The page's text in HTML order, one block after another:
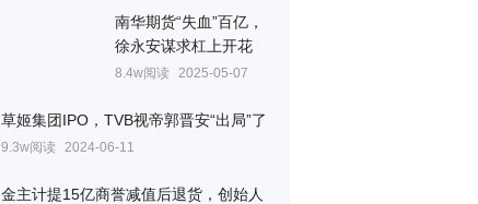
南华期货“失血”百亿，
徐永安谋求杠上开花
8.4w阅读 2025-05-07
草姬集团IPO，TVB视帝郭晋安“出局”了
9.3w阅读 2024-06-11
金主计提15亿商誉减值后退货，创始人